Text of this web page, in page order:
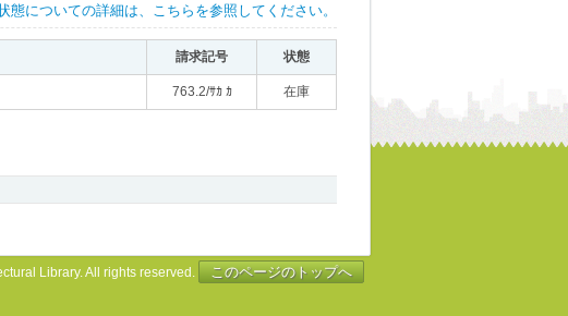
態についての詳細は、こちらを参照してください。
請求記号 状態
763.2/ｻｶ ｶ 在庫
Library. All rights reserved. このページのトップへ